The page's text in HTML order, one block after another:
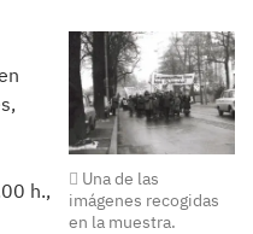
Una de las
imágenes recogidas
en la muestra.
h.,